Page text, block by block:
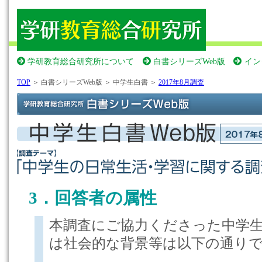
学研教育総合研究所について 白書シリーズWeb版 イ
TOP ＞ 白書シリーズWeb版 ＞ 中学生白書 ＞ 2017年8月調査
3．回答者の属性
本調査にご協力くださった中学
は社会的な背景等は以下の通り